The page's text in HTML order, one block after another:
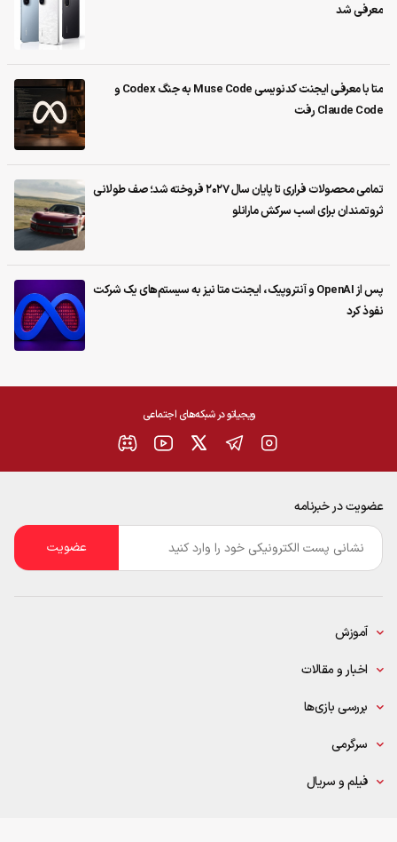
معرفی شد
متا با معرفی ایجنت کدنویسی Muse Code به جنگ Codex و
Claude Code رفت
تمامی محصولات فراری تا پایان سال ۲۰۲۷ فروخته شد؛ صف طولانی
ثروتمندان برای اسب سرکش مارانلو
پس از OpenAI و آنتروپیک، ایجنت متا نیز به سیستم‌های یک شرکت
نفوذ کرد
ویجیاتو در شبکه‌های اجتماعی
عضویت در خبرنامه
ایمیل
آموزش
اخبار و مقالات
بررسی بازی‌ها
سرگرمی
فیلم و سریال